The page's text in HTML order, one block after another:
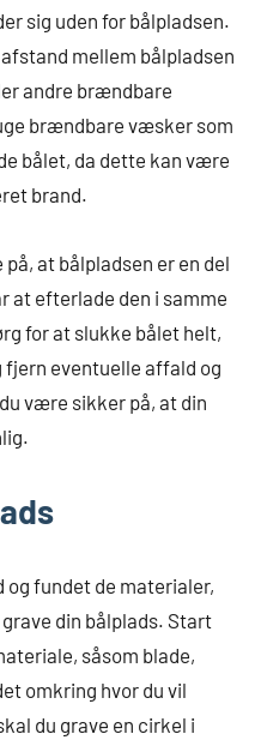
sig uden for bålpladsen.
mellem bålpladsen
andre brændbare
brændbare væsker som
bålet, da dette kan være
brand.
at bålpladsen er en del
at efterlade den i samme
for at slukke bålet helt,
fjern eventuelle affald og
være sikker på, at din
og fundet de materialer,
din bålplads. Start
såsom blade,
omkring hvor du vil
du grave en cirkel i